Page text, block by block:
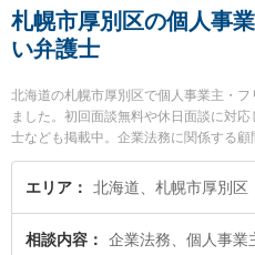
札幌市厚別区の個人事
い弁護士
北海道の札幌市厚別区で個人事業主・
ました。初回面談無料や休日面談に対
士なども掲載中。企業法務に関係する
チェック、雇用契約書・就業規則作成
便利です。特に弁護士法人リブラ共同
人事業主・フリーランスのトラブルを
エリア 北海道、札幌市厚別区
相談内容 企業法務、個人事業